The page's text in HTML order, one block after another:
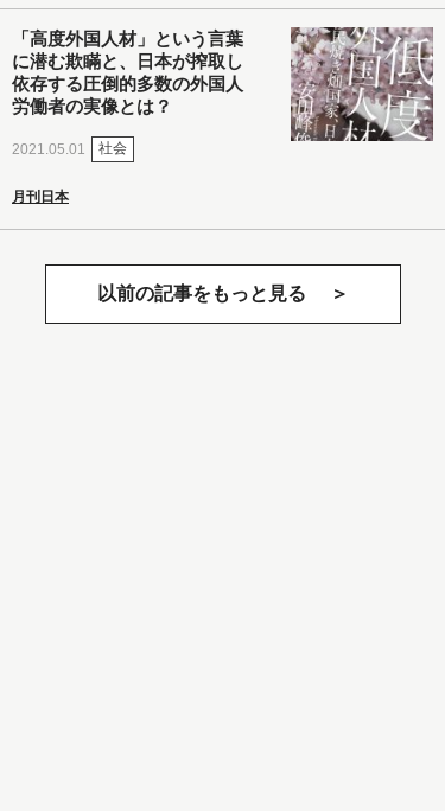
「高度外国人材」という言葉
に潜む欺瞞と、日本が搾取し
依存する圧倒的多数の外国人
労働者の実像とは？
2021.05.01 社会
月刊日本
以前の記事をもっと見る